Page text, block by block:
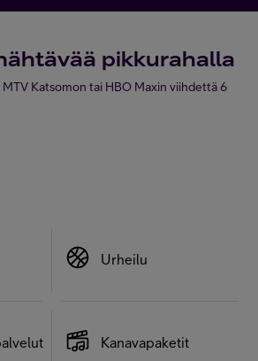
pikkurahalla
Katsomon tai HBO Maxin viihdettä 6
Urheilu
Kanavapaketit